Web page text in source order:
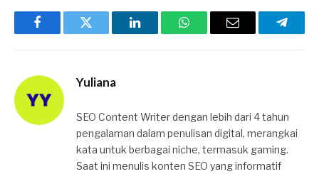
FacebookTwitter LinkedInWhatsAppEmail
Yuliana
SEO Content Writer dengan lebih dari 4 tahun
pengalaman dalam penulisan digital, merangkai
kata untuk berbagai niche, termasuk gaming.
Saat ini menulis konten SEO yang informatif